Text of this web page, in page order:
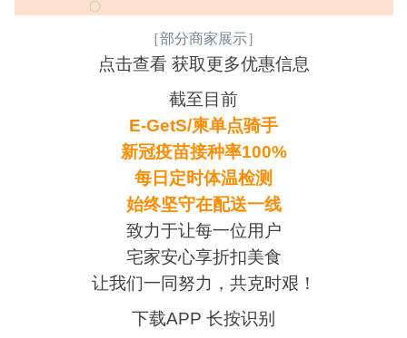
［部分商家展示］
点击查看 获取更多优惠信息
截至目前
E-GetS/柬单点骑手
新冠疫苗接种率100%
每日定时体温检测
始终坚守在配送一线
致力于让每一位用户
宅家安心享折扣美食
让我们一同努力，共克时艰！
下载APP 长按识别